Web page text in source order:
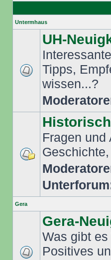
Untermhaus
UH-
Tipps,
wissen...?
Fragen und
Gera
Gera-
Was gibt
Positives